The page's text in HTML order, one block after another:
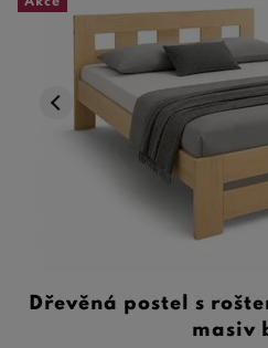
Dřevěná postel s
masiv